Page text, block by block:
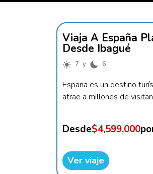
Viaja A España
Desde Ibagué
7 y 6
España es un destino
atrae a millones de
Desde$4,599,000
Ver viaje